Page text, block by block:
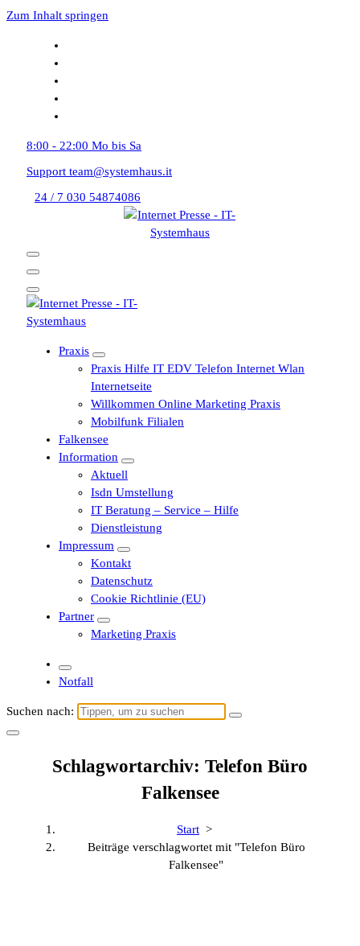
Zum Inhalt springen
8:00 - 22:00 Mo bis Sa
Support team@systemhaus.it
24 / 7 030 54874086
Praxis
Praxis Hilfe IT EDV Telefon Internet Wlan
Internetseite
Willkommen Online Marketing Praxis
Mobilfunk Filialen
Falkensee
Information
Aktuell
Isdn Umstellung
IT Beratung – Service – Hilfe
Dienstleistung
Impressum
Kontakt
Datenschutz
Cookie Richtlinie (EU)
Partner
Marketing Praxis
Notfall
Suchen nach:
Schlagwortarchiv: Telefon Büro
Falkensee
Start >
Beiträge verschlagwortet mit "Telefon Büro
Falkensee"